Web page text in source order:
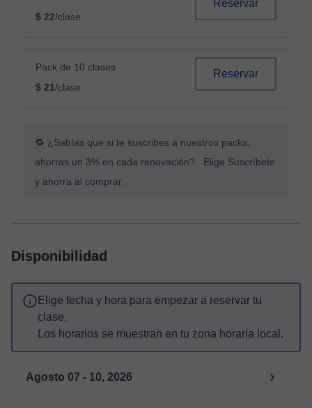
$ 22/clase
Reservar
Pack de 10 clases
$ 21/clase
Reservar
🔁 ¿Sabías que si te suscribes a nuestros packs,
ahorras un 3% en cada renovación? Elige Suscríbete
y ahorra al comprar.
Disponibilidad
Elige fecha y hora para empezar a reservar tu
clase.
Los horarios se muestran en tu zona horaria local.
Agosto 07 - 10, 2026